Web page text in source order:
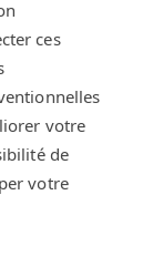
ces
votre
de
votre